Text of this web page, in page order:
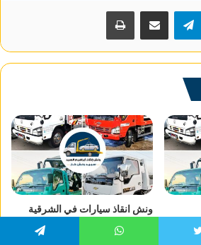
ونش انقاذ سيارات في الشرقية